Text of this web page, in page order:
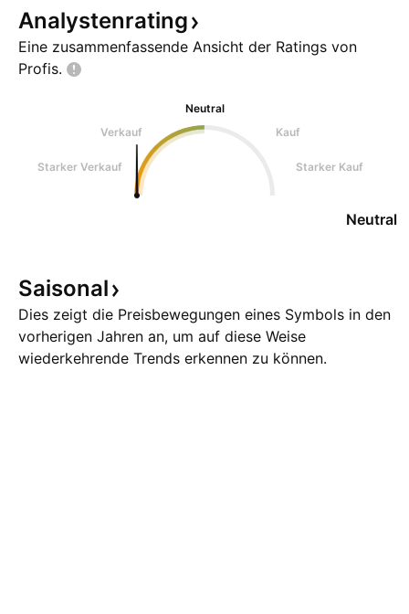
Analystenrating
Eine zusammenfassende Ansicht der Ratings von
Profis.
Neutral
Verkauf
Kauf
Starker Verkauf Starker Kauf
Neutral
Saisonal
Dies zeigt die Preisbewegungen eines Symbols in den
vorherigen Jahren an, um auf diese Weise
wiederkehrende Trends erkennen zu können.